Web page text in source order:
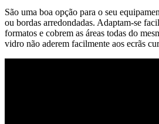
São uma boa opção para o seu
ou bordas arredondadas. Adaptam-se
formatos e cobrem as áreas todas do
vidro não aderem facilmente aos ecrãs